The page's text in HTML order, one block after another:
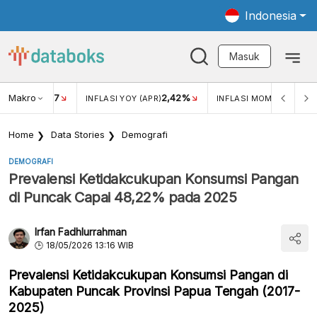
Indonesia
Masuk
Makro
USD/IDR 17 INFLASI YOY (APR)2,42% INFLASI MOM (MAR)
Home Data Stories Demografi
DEMOGRAFI
Prevalensi Ketidakcukupan Konsumsi Pangan
di Puncak Capai 48,22% pada 2025
Irfan Fadhlurrahman
18/05/2026 13:16 WIB
Prevalensi Ketidakcukupan Konsumsi Pangan di
Kabupaten Puncak Provinsi Papua Tengah (2017-
2025)